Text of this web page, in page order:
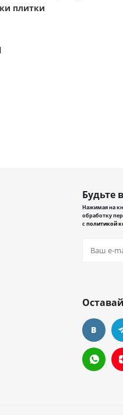
плитки
Будьте
Нажимая на
обработку
сполитикой